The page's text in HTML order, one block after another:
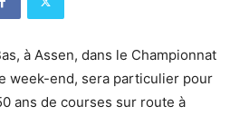
à Assen, dans le Championnat
week-end, sera particulier pour
ans de courses sur route à